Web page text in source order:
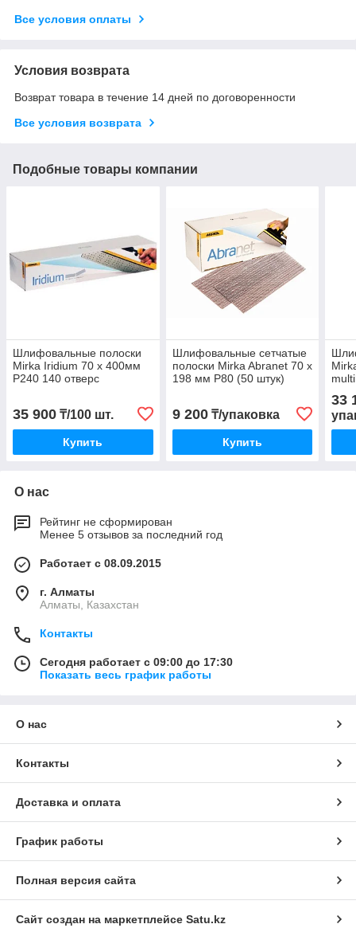
Все условия оплаты
Условия возврата
Возврат товара в течение 14 дней по договоренности
Все условия возврата
Подобные товары компании
Шлифовальные полоски
Mirka Iridium 70 х 400мм
P240 140 отверс
35 900 ₸/100 шт.
Купить
Шлифовальные сетчатые
полоски Mirka Abranet 70 x
198 мм P80 (50 штук)
9 200₸/упаковка
Купить
33
О нас
Рейтинг не сформирован
Менее 5 отзывов за последний год
Работает с 08.09.2015
г. Алматы
Алматы, Казахстан
Контакты
Сегодня работает с 09:00 до 17:30
Показать весь график работы
О нас
Контакты
Доставка и оплата
График работы
Полная версия сайта
Сайт создан на маркетплейсе Satu.kz